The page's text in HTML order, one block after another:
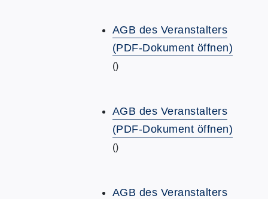
AGB des Veranstalters
(PDF-Dokument öffnen)
()
AGB des Veranstalters
(PDF-Dokument öffnen)
()
AGB des Veranstalters